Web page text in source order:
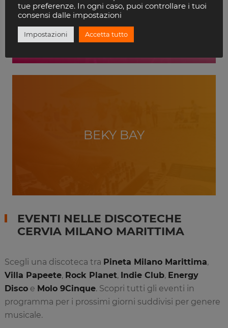
RICCIONE
BEKY BAY
EVENTI NELLE DISCOTECHE
CERVIA MILANO MARITTIMA
Scegli una discoteca tra Pineta Milano Marittima,
Villa Papeete, Rock Planet, Indie Club, Energy
Discoe Molo 9Cinque. Scopri tutti gli eventi in
programma per i prossimi giorni suddivisi per genere
musicale.
tue preferenze. In ogni caso, puoi controllare i tuoi
consensi dalle impostazioni
Impostazioni Accetta tutto